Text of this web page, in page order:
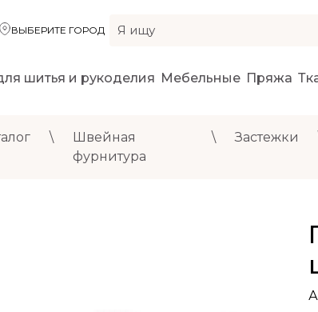
ВЫБЕРИТЕ ГОРОД
шитья и рукоделия Мебельные Пряжа
\
Швейная
фурнитура
\ Застежки